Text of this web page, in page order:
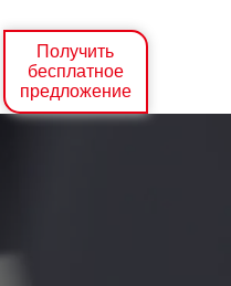
Получить
бесплатное
предложение